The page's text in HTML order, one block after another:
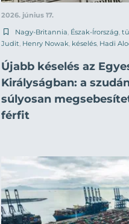
2026. június 17.
Nagy-Britannia Észak-Írország
Judit Henry Nowak késelés Hadi
Újabb késelés az
Királyságban: a
súlyosan
férfit